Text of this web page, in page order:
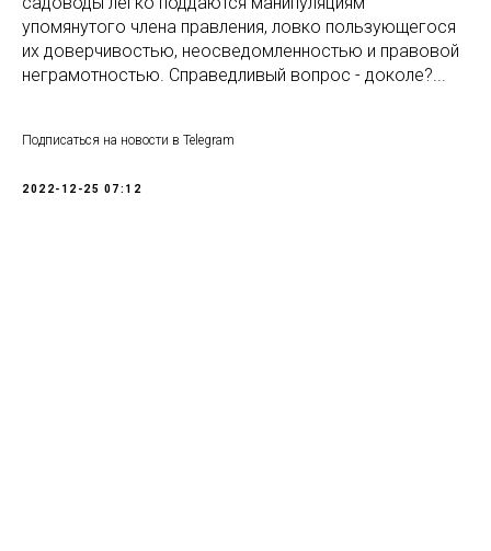
упомянутого члена правления, ловко пользующегося
их доверчивостью, неосведомленностью и правовой
неграмотностью. Справедливый вопрос - доколе?...
Подписаться на новости в Telegram
2022-12-25 07:12